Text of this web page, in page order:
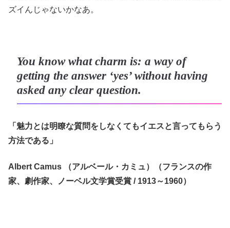
ズイんじゃないかなあ。
You know what charm is: a way of
getting the answer ‘yes’ without having
asked any clear question.
「魅力とは明瞭な質問をしなくてもイエスと言ってもらう
方法である」
Albert Camus （アルベール・カミュ）（フランスの作
家、劇作家、ノーベル文学賞受賞 / 1913～1960）